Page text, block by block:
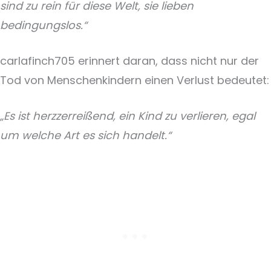
sind zu rein für diese Welt, sie lieben
bedingungslos.“
carlafinch705 erinnert daran, dass nicht nur der
Tod von Menschenkindern einen Verlust bedeutet:
„Es ist herzzerreißend, ein Kind zu verlieren, egal
um welche Art es sich handelt.“